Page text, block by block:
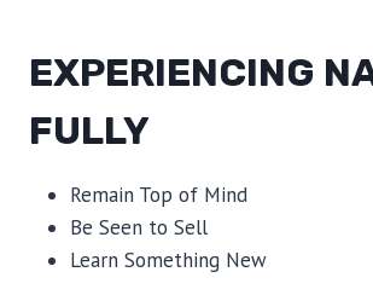
EXPERIENCING
FULLY
Remain Top of Mind
Be Seen to Sell
Learn Something New